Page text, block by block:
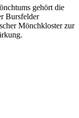
gehört die
Bursfelder
Mönchkloster zur